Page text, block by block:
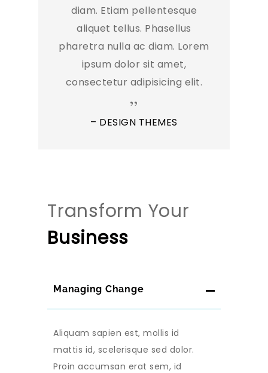
diam. Etiam pellentesque
aliquet tellus. Phasellus
pharetra nulla ac diam. Lorem
ipsum dolor sit amet,
consectetur adipisicing elit.
– DESIGN THEMES
Transform Your
Business
Managing Change
Aliquam sapien est, mollis id
mattis id, scelerisque sed dolor.
Proin accumsan erat sem, id